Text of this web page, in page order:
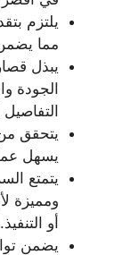
يلتزم
مما
يبذل
الجودة
التفاصيل
يتحقق
يسهل
يتمتع
ومميزة
أو التنفيذ.
يضمن